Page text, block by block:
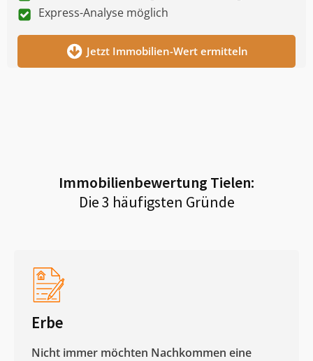
Express-Analyse möglich
Jetzt Immobilien-Wert ermitteln
Immobilienbewertung Tielen:
Die 3 häufigsten Gründe
Erbe
Nicht immer möchten Nachkommen eine